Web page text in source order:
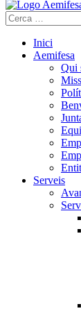
Cerca:
Inici
Aemifesa
Qui
Serveis